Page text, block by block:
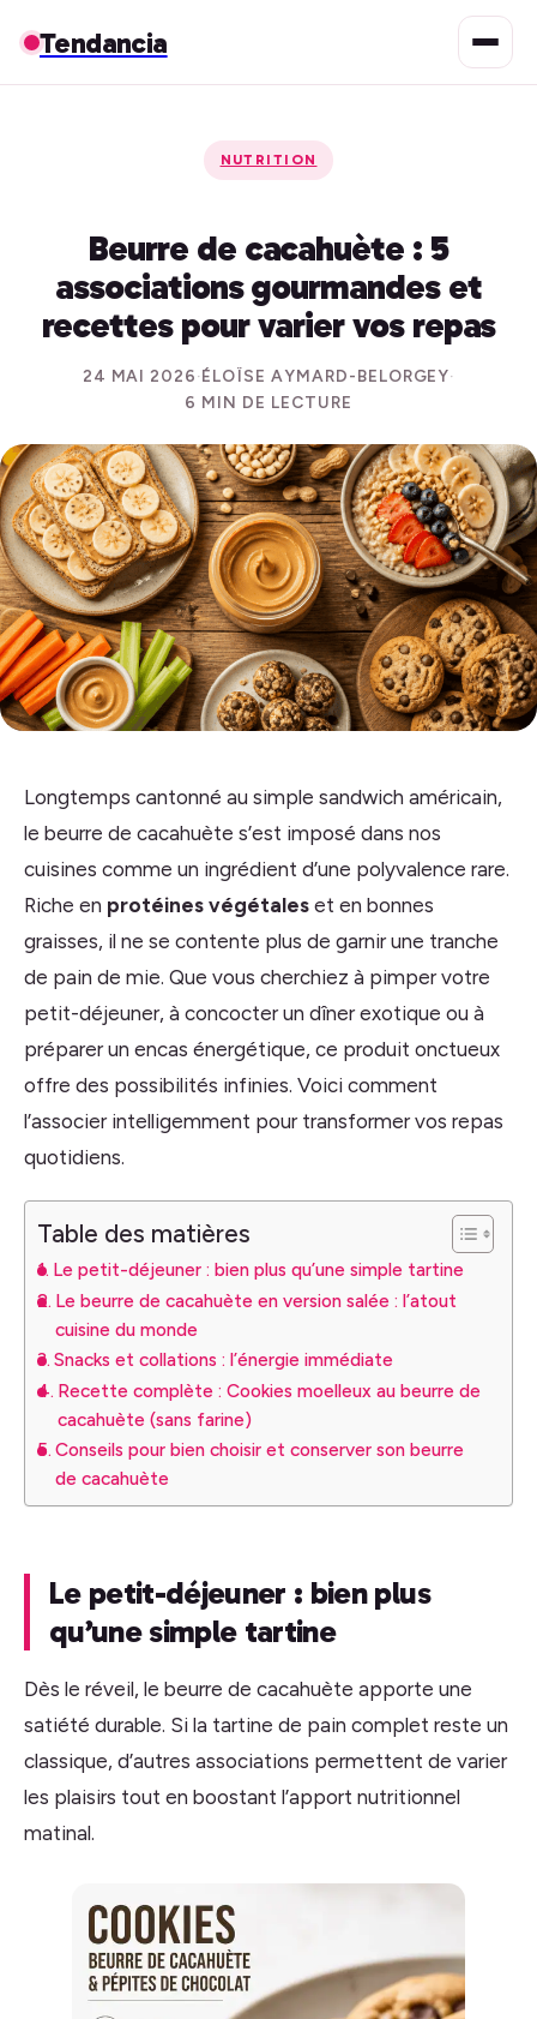
Tendancia
NUTRITION
Beurre de cacahuète : 5
associations gourmandes et
recettes pour varier vos repas
24 MAI 2026·ÉLOÏSE AYMARD-BELORGEY·
6 MIN DE LECTURE
Longtemps cantonné au simple sandwich américain,
le beurre de cacahuète s’est imposé dans nos
cuisines comme un ingrédient d’une polyvalence rare.
Riche en protéines végétales et en bonnes
graisses, il ne se contente plus de garnir une tranche
de pain de mie. Que vous cherchiez à pimper votre
petit-déjeuner, à concocter un dîner exotique ou à
préparer un encas énergétique, ce produit onctueux
offre des possibilités infinies. Voici comment
l’associer intelligemment pour transformer vos repas
quotidiens.
Table des matières
Le petit-déjeuner : bien plus qu’une simple tartine
Le beurre de cacahuète en version salée : l’atout
cuisine du monde
Snacks et collations : l’énergie immédiate
Recette complète : Cookies moelleux au beurre de
cacahuète (sans farine)
Conseils pour bien choisir et conserver son beurre
de cacahuète
Le petit-déjeuner : bien plus
qu’une simple tartine
Dès le réveil, le beurre de cacahuète apporte une
satiété durable. Si la tartine de pain complet reste un
classique, d’autres associations permettent de varier
les plaisirs tout en boostant l’apport nutritionnel
matinal.